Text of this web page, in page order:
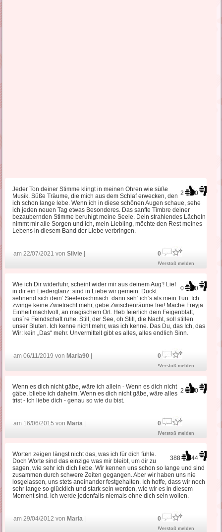
2 0
Jeder Ton deiner Stimme klingt in meinen Ohren wie süße
Musik. Süße Träume, die mich aus dem Schlaf erwecken, den
ich schon lange lebe. Wenn ich in diese schönen Augen schaue, sehe
ich jeden neuen Tag etwas Besonderes. Das sanfte Timbre deiner
bezaubernden Stimme beruhigt meine Seele. Dein strahlendes Lächeln
nimmt mir alle Sorgen und ich, mein Liebling, möchte den Rest meines
Lebens in diesem Band der Liebe verbringen.
am 22/07/2021 vonSilvie 0
!Verstoß melden
0 0
Wie ich Dir widerfuhr, scheint wider mir aus deinem Aug‘! Lief
in dir ein Liederglanz: sind in Liebe wir gemein. Duckt
sehnend sich dein‘ Seelenschmach: dann seh‘ ich‘s als mein Tun. Ich
zwinge keine Zwietracht mehr, gebe Zwischenräume frei! Mache Freyja
Einheit machtvoll, an magischem Ort. Heb feierlich dein Feigenblatt,
uns`re Feindschaft ruhe. Still, der See, oh Still, die Nacht, soll stillen
unser Bluten. Ich kenne nicht mehr, was ich kenne. Das Du, das Ich, das
Wir: kein „Das“ mehr. Unvermittelt gibt es alles, alles endlich Sinn.
am 06/11/2019 von Maria90 0
!Verstoß melden
2 0
Wenn es dich nicht gäbe, wäre ich allein - Wenn es dich nicht
gäbe, bliebe ich daheim. Wenn es dich nicht gäbe, wäre alles
trist - Ich liebe dich - genau so wie du bist.
am 16/06/2015 von Maria 0
!Verstoß melden
388 44
Worten zeigen längst nicht das, was ich für dich fühle.
Doch Worte sind das einzige was mir bleibt, um dir zu
sagen, wie sehr ich dich liebe. Wir kennen uns schon so lange und sind
zusammen durch schwere Zeiten gegangen. Aber wir haben uns nie
losgelassen, uns stets aneinander festgehalten. Ich hoffe, dass wir noch
sehr lange so glücklich und stark sein werden, wie wir es in diesem
Moment sind. Ich werde jedenfalls niemals ohne dich sein wollen.
am 29/04/2012 von Maria 0
!Verstoß melden